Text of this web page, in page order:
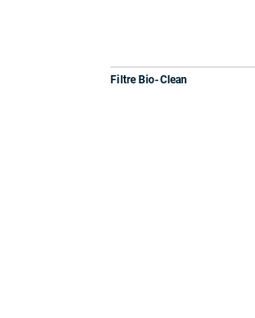
Filtre Bio-Clean